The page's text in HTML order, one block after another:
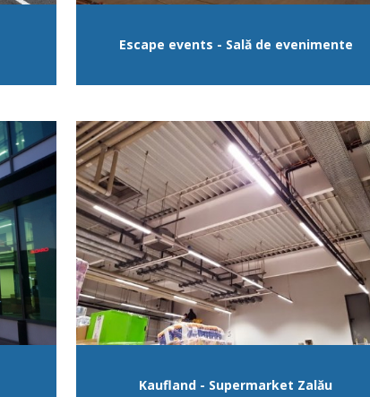
Escape events - Sală de evenimente
Kaufland - Supermarket Zalău